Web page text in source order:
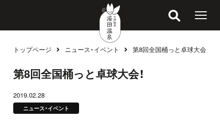
トップページ ニュース・イベント 第8回全国桶っと卓球大会！
ブログ
第8回全国桶っと卓球大会！
2019.02.28
ニュース・イベント